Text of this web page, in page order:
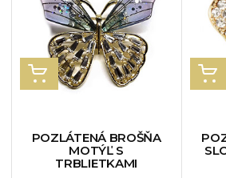
VLOŽIŤ DO KOŠÍKA
POZLÁTENÁ BROŠŇA
MOTÝĽ S
TRBLIETKAMI